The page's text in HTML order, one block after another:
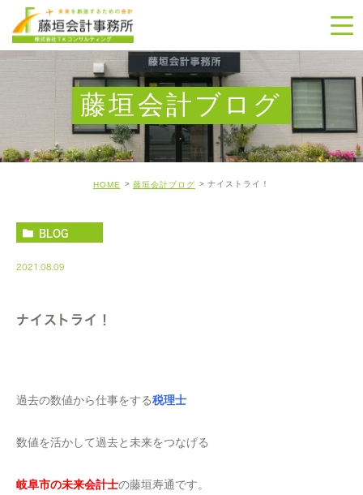
藤垣会計ブログ
HOME 藤垣会計ブログ ナイストライ！
BLOG
2021.08.09
ナイストライ！
過去の数値から仕事をする税理士
数値を活かして過去と未来をつなげる
岐阜市の未来会計士の藤垣寿通です。